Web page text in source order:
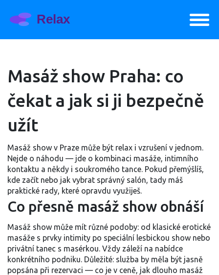
Masáž show Praha: co
čekat a jak si ji bezpečně
užít
Masáž show v Praze může být relax i vzrušení v jednom.
Nejde o náhodu — jde o kombinaci masáže, intimního
kontaktu a někdy i soukromého tance. Pokud přemýšlíš,
kde začít nebo jak vybrat správný salón, tady máš
praktické rady, které opravdu využiješ.
Co přesně masáž show obnáší
Masáž show může mít různé podoby: od klasické erotické
masáže s prvky intimity po speciální lesbickou show nebo
privátní tanec s masérkou. Vždy záleží na nabídce
konkrétního podniku. Důležité: služba by měla být jasně
popsána při rezervaci — co je v ceně, jak dlouho masáž